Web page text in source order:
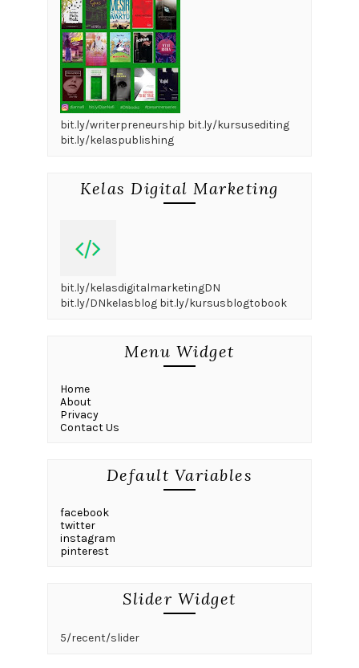
bit.ly/writerpreneurship bit.ly/kursusediting
bit.ly/kelaspublishing
Kelas Digital Marketing
bit.ly/kelasdigitalmarketingDN
bit.ly/DNkelasblog bit.ly/kursusblogtobook
Menu Widget
Home
About
Privacy
Contact Us
Default Variables
facebook
twitter
instagram
pinterest
Slider Widget
5/recent/slider